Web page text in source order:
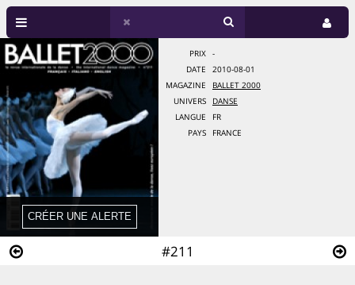
#211
PRIX
-
DATE
2010-08-01
MAGAZINE
BALLET 2000
UNIVERS
DANSE
LANGUE
FR
PAYS
FRANCE